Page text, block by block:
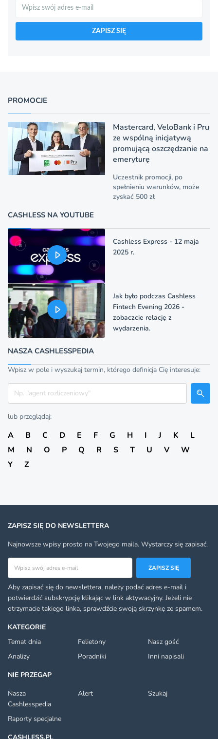
Szukaj
ZAPISZ SIĘ
PROMOCJE
Mastercard, VeloBank i Pru
ze wspólną inicjatywą
promującą oszczędzanie na
emeryturę
Uczestnik promocji, po
spełnieniu warunków, może
zyskać 500 zł
CASHLESS NA YOUTUBE
Cashless Express - 12 maja
2025 r.
Jak było podczas Cashless
Fintech Evening 2026 -
zobaczcie relację z
wydarzenia.
NASZA CASHLESSPEDIA
Wpisz w pole i wyszukaj termin, którego definicja Cię interesuje:
Szukaj
lub przeglądaj:
A B C D E F G H I J K
L
M
N O P Q R S T U V
W
Y
Z
KATEGORIE
Temat dnia
Felietony
Nasz gość
Analizy
Poradniki
Inni napisali
NIE PRZEGAP
Nasza
Cashlesspedia
Alert Szukaj
Raporty specjalne
ZAPISZ SIĘ DO NEWSLETTERA
Najnowsze wpisy prosto na Twojego maila. Wystarczy się zapisać.
ZAPISZ SIĘ
Aby zapisać się do newslettera, należy podać adres e-mail i
potwierdzić subskrypcję klikając w link aktywacyjny. Jeżeli nie
otrzymacie takiego linka, sprawdźcie swoją skrzynkę ze spamem.